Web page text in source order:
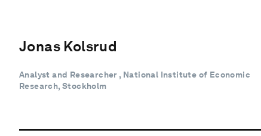
Jonas Kolsrud
Analyst and Researcher , National Institute of Economic
Research, Stockholm